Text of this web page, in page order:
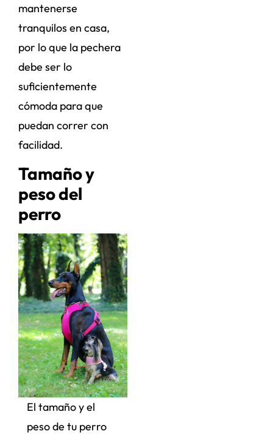
mantenerse
tranquilos en casa,
por lo que la pechera
debe ser lo
suficientemente
cómoda para que
puedan correr con
facilidad.
Tamaño y
peso del
perro
El tamaño y el
peso de tu perro